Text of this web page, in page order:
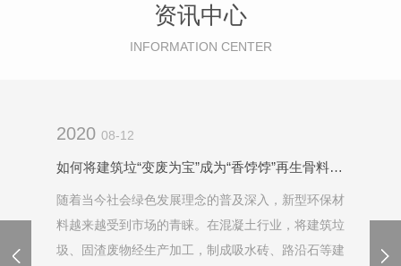
资讯中心
INFORMATION CENTER
2020 08-12
如何将建筑垃“变废为宝”成为“香饽饽”再生骨料呢？
随着当今社会绿色发展理念的普及深入，新型环保材
料越来越受到市场的青睐。在混凝土行业，将建筑垃
圾、固渣废物经生产加工，制成吸水砖、路沿石等建